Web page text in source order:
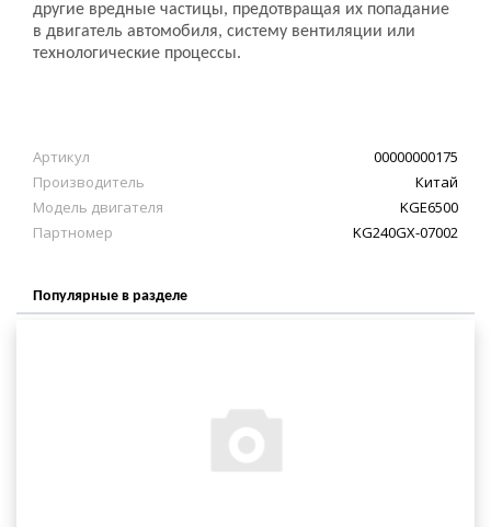
другие вредные частицы, предотвращая их попадание
в двигатель автомобиля, систему вентиляции или
технологические процессы.
Артикул
00000000175
Производитель
Китай
Модель двигателя
KGE6500
Партномер
KG240GX-07002
Популярные в разделе